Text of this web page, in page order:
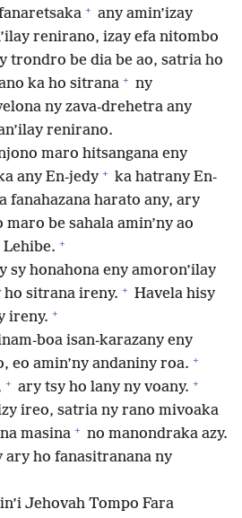
+ any amin’izay
renirano, izay efa nitombo
trondro be dia be ao, satria ho
ka ho sitrana + ny
ny zava-drehetra any
renirano.
maro hitsangana eny
any En-jedy + ka hatrany En-
fanahazana harato any, ary
be sahala amin’ny ao
Lehibe. +
sy honahona eny amoron’ilay
ho sitrana ireny. + Havela hisy
ireny. +
boa isan-karazany eny
eo amin’ny andaniny roa. +
+ ary tsy ho lany ny voany. +
ireo, satria ny rano mivoaka
masina + no manondraka azy.
ary ho fanasitranana ny
Jehovah Tompo Fara